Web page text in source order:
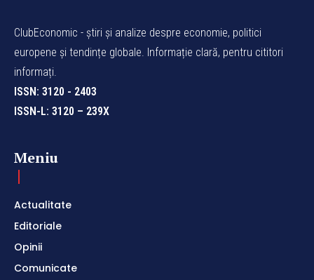
ClubEconomic - știri și analize despre economie, politici
europene și tendințe globale. Informație clară, pentru cititori
informați.
ISSN: 3120 - 2403
ISSN-L: 3120 – 239X
Meniu
Actualitate
Editoriale
Opinii
Comunicate